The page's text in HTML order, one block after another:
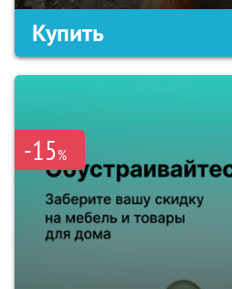
Купить
-15%